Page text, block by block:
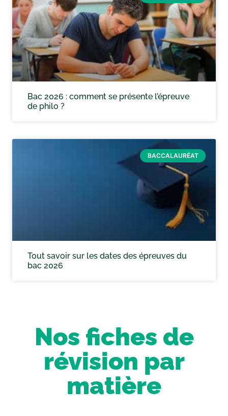
Bac 2026 : comment se présente l’épreuve
de philo ?
BACCALAURÉAT
Tout savoir sur les dates des épreuves du
bac 2026
Nos fiches de
révision par
matière